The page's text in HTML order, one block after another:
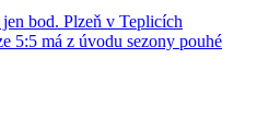
bod. Plzeň v Teplicích
5:5 má z úvodu sezony pouhé